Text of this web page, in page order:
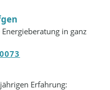
in ganz
Erfahrung: